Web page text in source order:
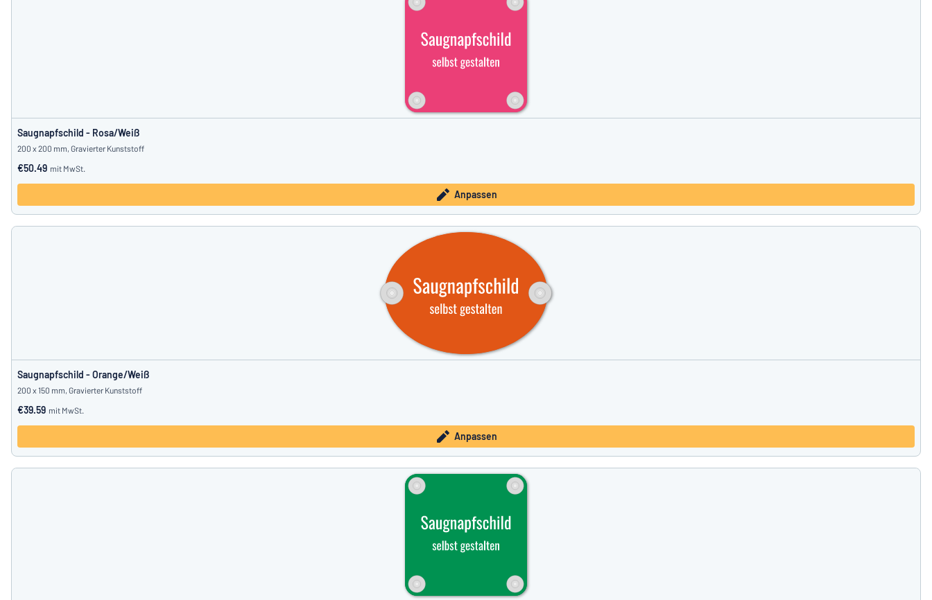
Saugnapfschild - Rosa/Weiß
200 x 200 mm, Gravierter Kunststoff
€50.49 mit MwSt.
Anpassen
Saugnapfschild - Orange/Weiß
200 x 150 mm, Gravierter Kunststoff
€39.59 mit MwSt.
Anpassen